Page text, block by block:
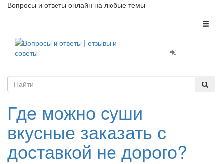
Вопросы и ответы онлайн на любые темы
Где можно суши
вкусные заказать с
доставкой не дорого?